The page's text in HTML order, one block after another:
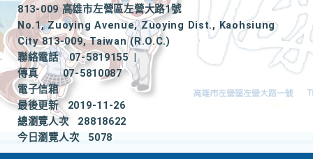
813-009 高雄市左營區左營大路1號
No.1, Zuoying Avenue, Zuoying Dist., Kaohsiung
City 813-009, Taiwan (R.O.C.)
聯絡電話
07-5819155
|
傳真
07-5810087
電子信箱
最後更新
2019-11-26
總瀏覽人次
28818622
今日瀏覽人次
5078